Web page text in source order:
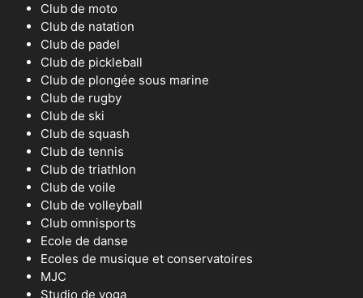
Club de moto
Club de natation
Club de padel
Club de pickleball
Club de plongée sous marine
Club de rugby
Club de ski
Club de squash
Club de tennis
Club de triathlon
Club de voile
Club de volleyball
Club omnisports
Ecole de danse
Ecoles de musique et conservatoires
MJC
Studio de yoga